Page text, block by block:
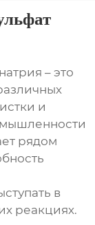
– это
и
рядом
в
реакциях.